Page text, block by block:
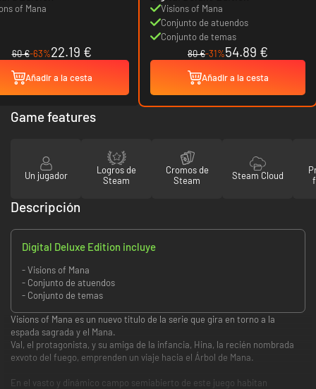
of Mana
60 €-63%22.19 €
Añadir a la cesta
Visions of Mana
Conjunto de atuendos
Conjunto de temas
80 €-31%54.89 €
Añadir a la cesta
Game features
Un jugador
Logros de
Steam
Cromos de
Steam
Steam Cloud
Descripción
Digital Deluxe Edition incluye
- Visions of Mana
- Conjunto de atuendos
- Conjunto de temas
Visions of Mana es un nuevo título de la serie que gira en torno a la
espada sagrada y el Mana.
Val, el protagonista, y su amiga de la infancia, Hina, la recién nombrada
exvoto del fuego, emprenden un viaje hacia el Árbol de Mana.
En el vasto y dinámico campo semiabierto de este juego habitan